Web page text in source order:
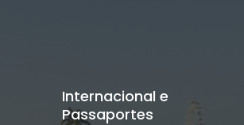
Internacional e
Passaportes